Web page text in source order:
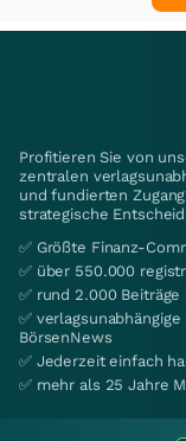
Profitieren Sie von
zentralen
und fundierten
strategische
✅ Größte Finanz-
✅ über 550.000
✅ rund 2.000 Beiträge
✅
BörsenNews
✅ Jederzeit einfach
✅ mehr als 25 Jahre